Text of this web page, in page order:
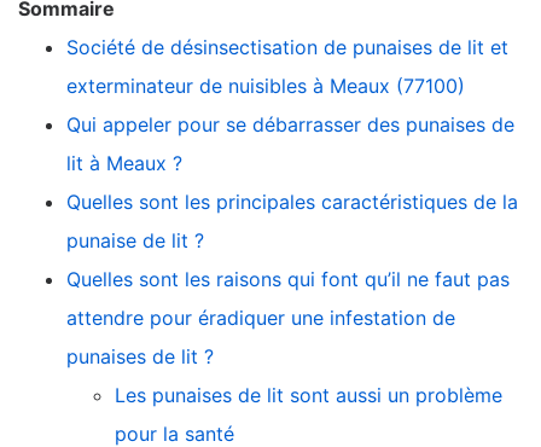
Sommaire
Société de désinsectisation de punaises de lit et
exterminateur de nuisibles à Meaux (77100)
Qui appeler pour se débarrasser des punaises de
lit à Meaux ?
Quelles sont les principales caractéristiques de la
punaise de lit ?
Quelles sont les raisons qui font qu’il ne faut pas
attendre pour éradiquer une infestation de
punaises de lit ?
Les punaises de lit sont aussi un problème
pour la santé